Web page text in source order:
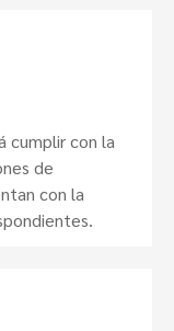
cumplir con la
de
con la